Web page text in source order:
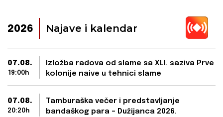
2026 Najave i kalendar
07.08.
19:00h
Izložba radova od slame sa XLI. saziva Prve
kolonije naive u tehnici slame
07.08.
20:20h
Tamburaška večer i predstavljanje
bandaškog para – Dužijanca 2026.